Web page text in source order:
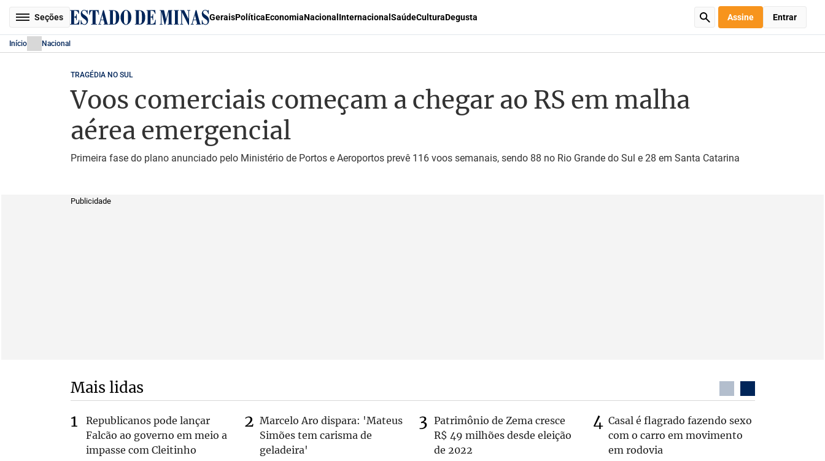
Seções GeraisPolíticaEconomiaNacional Internacional SaúdeCulturaDegusta Assine Entrar
Início Nacional
TRAGÉDIA NO SUL
Voos comerciais começam a chegar ao RS em malha
aérea emergencial
Primeira fase do plano anunciado pelo Ministério de Portos e Aeroportos prevê 116 voos semanais, sendo 88 no Rio Grande do Sul e 28 em Santa Catarina
Publicidade
Mais lidas
Republicanos pode lançar
Falcão ao governo em meio a
impasse com Cleitinho
Marcelo Aro dispara: 'Mateus
Simões tem carisma de
geladeira'
Patrimônio de Zema cresce
R$ 49 milhões desde eleição
de 2022
Casal é flagrado fazendo sexo
com o carro em movimento
em rodovia